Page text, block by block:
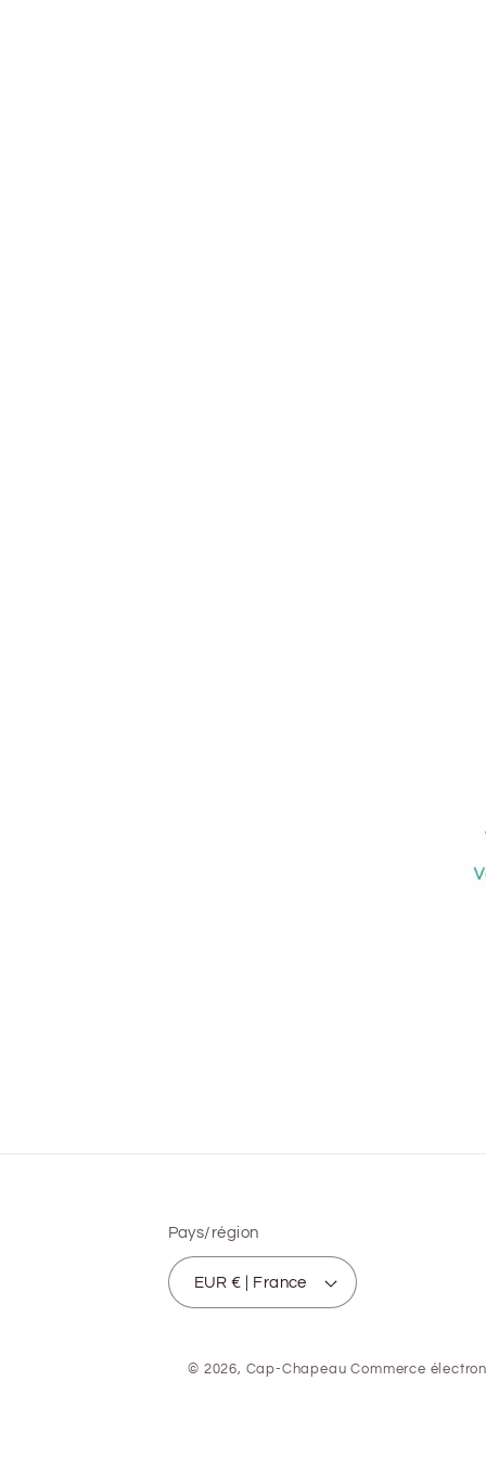
Pays/région
EUR € | France
© 2026, Cap-Chapeau Commerce